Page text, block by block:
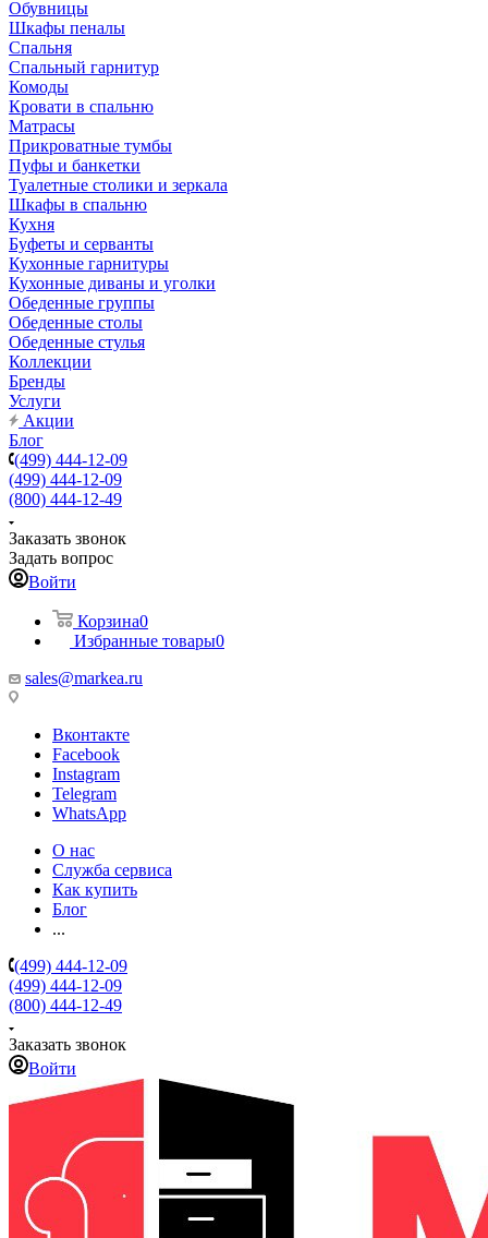
Обувницы
Шкафы пеналы
Спальня
Спальный гарнитур
Комоды
Кровати в спальню
Матрасы
Прикроватные тумбы
Пуфы и банкетки
Туалетные столики и зеркала
Шкафы в спальню
Кухня
Буфеты и серванты
Кухонные гарнитуры
Кухонные диваны и уголки
Обеденные группы
Обеденные столы
Обеденные стулья
Коллекции
Бренды
Услуги
Акции
Блог
(499) 444-12-09
(499) 444-12-09
(800) 444-12-49
Заказать звонок
Задать вопрос
Войти
Корзина0
Избранные товары0
sales@markea.ru
Вконтакте
Facebook
Instagram
Telegram
WhatsApp
О нас
Служба сервиса
Как купить
Блог
...
(499) 444-12-09
(499) 444-12-09
(800) 444-12-49
Заказать звонок
Войти